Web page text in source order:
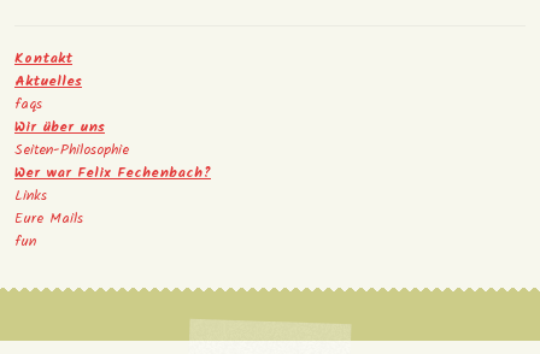
Kontakt
Aktuelles
faqs
Wir über uns
Seiten-Philosophie
Wer war Felix Fechenbach?
Links
Eure Mails
fun